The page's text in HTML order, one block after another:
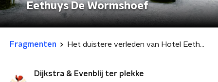
Eethuys De Wormshoef
Fragmenten Het duistere verleden van Hotel Eethuys De Wormshoef
Dijkstra & Evenblij ter plekke